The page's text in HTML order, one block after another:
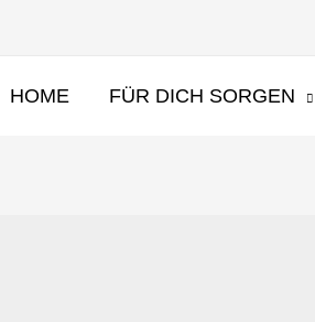
HOME FÜR DICH SORGEN